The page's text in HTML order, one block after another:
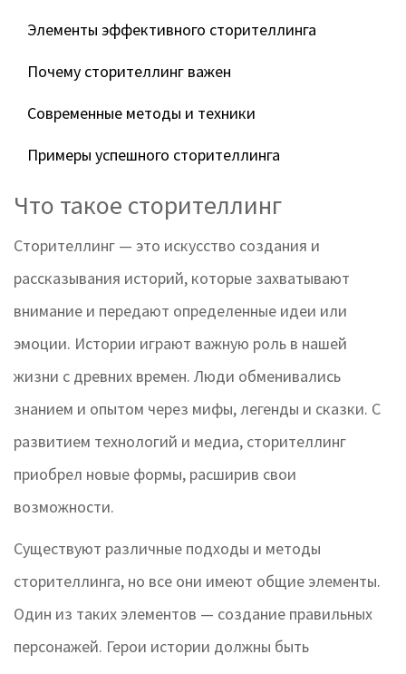
Элементы эффективного сторителлинга
Почему сторителлинг важен
Современные методы и техники
Примеры успешного сторителлинга
Что такое сторителлинг
Сторителлинг — это искусство создания и
рассказывания историй, которые захватывают
внимание и передают определенные идеи или
эмоции. Истории играют важную роль в нашей
жизни с древних времен. Люди обменивались
знанием и опытом через мифы, легенды и сказки. С
развитием технологий и медиа, сторителлинг
приобрел новые формы, расширив свои
возможности.
Существуют различные подходы и методы
сторителлинга, но все они имеют общие элементы.
Один из таких элементов — создание правильных
персонажей. Герои истории должны быть